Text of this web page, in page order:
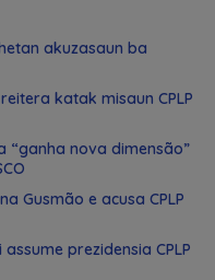
akuzasaun ba
katak misaun CPLP
“ganha nova dimensão”
Gusmão e acusa CPLP
prezidensia CPLP